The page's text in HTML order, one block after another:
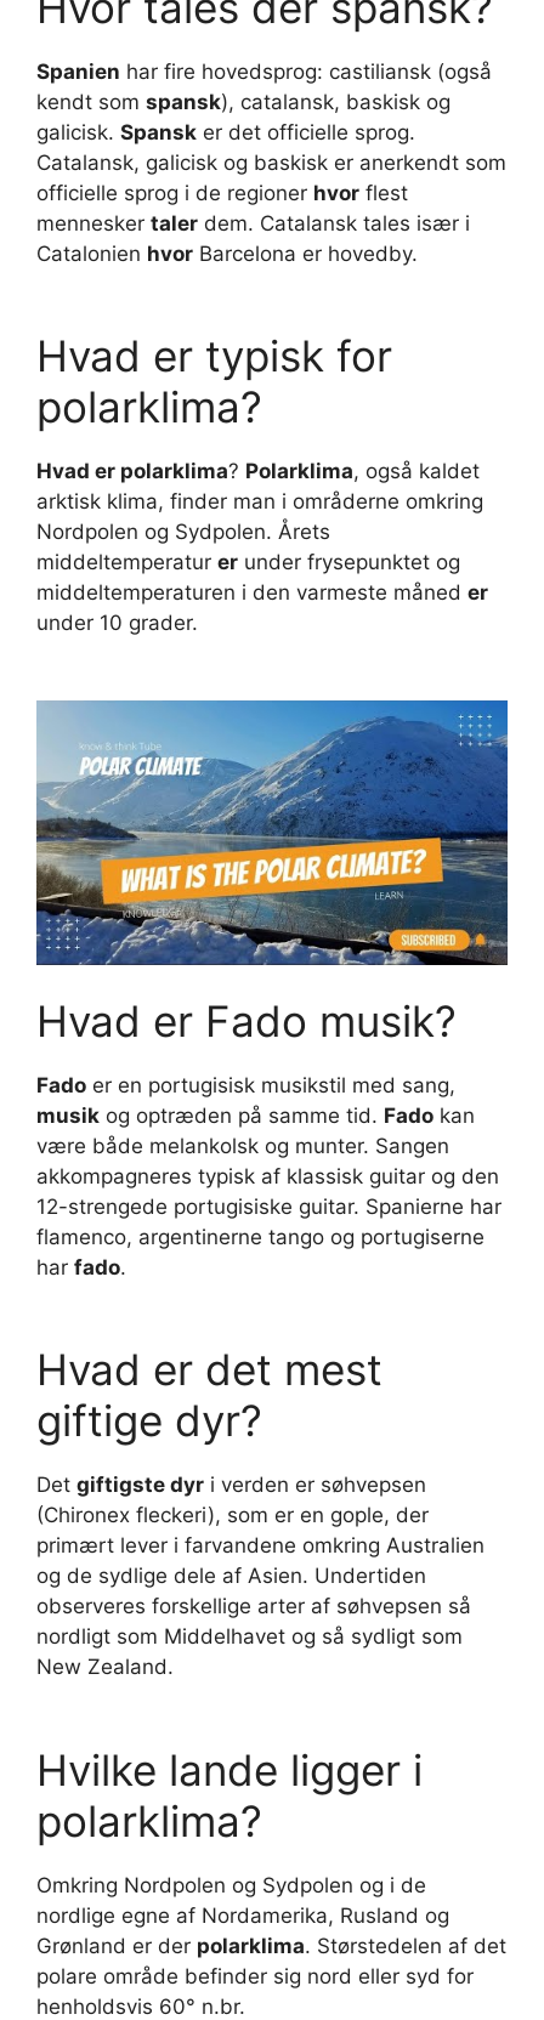
Spanien har fire hovedsprog: castiliansk (også
kendt som spansk), catalansk, baskisk og
galicisk. Spansk er det officielle sprog.
Catalansk, galicisk og baskisk er anerkendt som
officielle sprog i de regioner hvor flest
mennesker taler dem. Catalansk tales især i
Catalonien hvor Barcelona er hovedby.
Hvad er typisk for
polarklima?
Hvad er polarklima? Polarklima, også kaldet
arktisk klima, finder man i områderne omkring
Nordpolen og Sydpolen. Årets
middeltemperatur er under frysepunktet og
middeltemperaturen i den varmeste måned er
under 10 grader.
Hvad er Fado musik?
Fado er en portugisisk musikstil med sang,
musik og optræden på samme tid. Fado kan
være både melankolsk og munter. Sangen
akkompagneres typisk af klassisk guitar og den
12-strengede portugisiske guitar. Spanierne har
flamenco, argentinerne tango og portugiserne
har fado.
Hvad er det mest
giftige dyr?
Det giftigste dyr i verden er søhvepsen
(Chironex fleckeri), som er en gople, der
primært lever i farvandene omkring Australien
og de sydlige dele af Asien. Undertiden
observeres forskellige arter af søhvepsen så
nordligt som Middelhavet og så sydligt som
New Zealand.
Hvilke lande ligger i
polarklima?
Omkring Nordpolen og Sydpolen og i de
nordlige egne af Nordamerika, Rusland og
Grønland er der polarklima. Størstedelen af det
polare område befinder sig nord eller syd for
henholdsvis 60° n.br.